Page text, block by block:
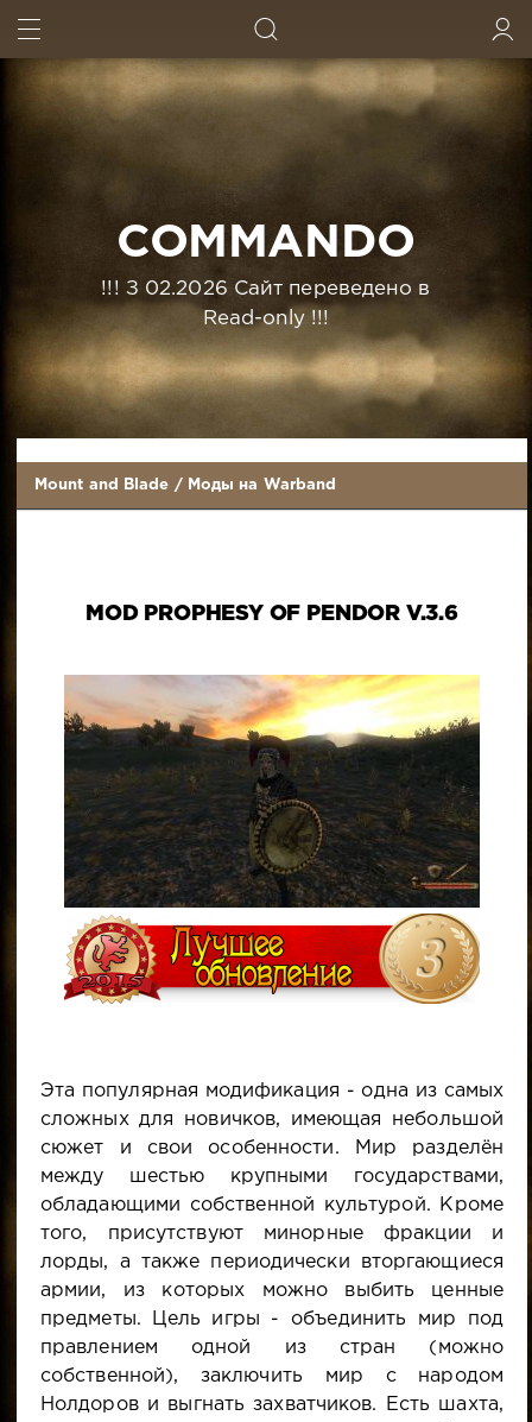
COMMANDO
!!! З 02.2026 Сайт переведено в
Read-only !!!
Mount and Blade / Моды на Warband
MOD PROPHESY OF PENDOR V.3.6
Эта популярная модификация - одна из самых
сложных для новичков, имеющая небольшой
сюжет и свои особенности. Мир разделён
между шестью крупными государствами,
обладающими собственной культурой. Кроме
того, присутствуют минорные фракции и
лорды, а также периодически вторгающиеся
армии, из которых можно выбить ценные
предметы. Цель игры - объединить мир под
правлением одной из стран (можно
собственной), заключить мир с народом
Нолдоров и выгнать захватчиков. Есть шахта,